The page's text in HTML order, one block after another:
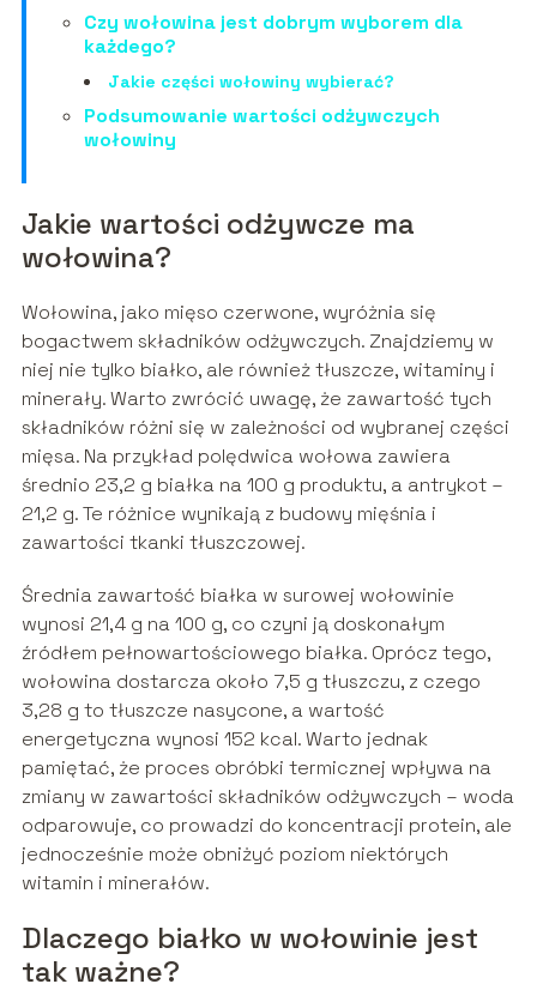
Czy wołowina jest dobrym wyborem dla
każdego?
Jakie części wołowiny wybierać?
Podsumowanie wartości odżywczych
wołowiny
Jakie wartości odżywcze ma
wołowina?
Wołowina, jako mięso czerwone, wyróżnia się
bogactwem składników odżywczych. Znajdziemy w
niej nie tylko białko, ale również tłuszcze, witaminy i
minerały. Warto zwrócić uwagę, że zawartość tych
składników różni się w zależności od wybranej części
mięsa. Na przykład polędwica wołowa zawiera
średnio 23,2 g białka na 100 g produktu, a antrykot –
21,2 g. Te różnice wynikają z budowy mięśnia i
zawartości tkanki tłuszczowej.
Średnia zawartość białka w surowej wołowinie
wynosi 21,4 g na 100 g, co czyni ją doskonałym
źródłem pełnowartościowego białka. Oprócz tego,
wołowina dostarcza około 7,5 g tłuszczu, z czego
3,28 g to tłuszcze nasycone, a wartość
energetyczna wynosi 152 kcal. Warto jednak
pamiętać, że proces obróbki termicznej wpływa na
zmiany w zawartości składników odżywczych – woda
odparowuje, co prowadzi do koncentracji protein, ale
jednocześnie może obniżyć poziom niektórych
witamin i minerałów.
Dlaczego białko w wołowinie jest
tak ważne?